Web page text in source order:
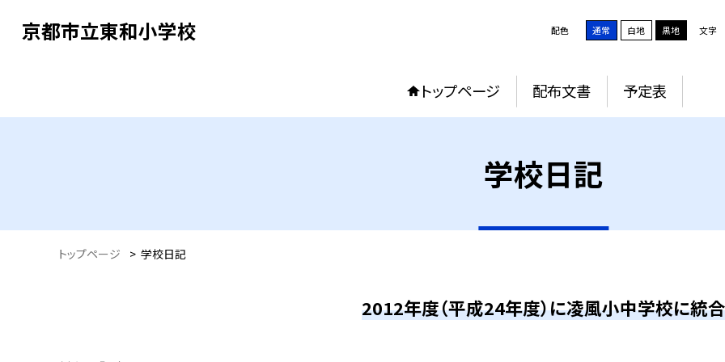
京都市立東和小学校 配色 通常 白地 黒地 文字
トップページ 配布文書 予定表
学校日記
トップページ > 学校日記
2012年度（平成24年度）に凌風小中学校に統合